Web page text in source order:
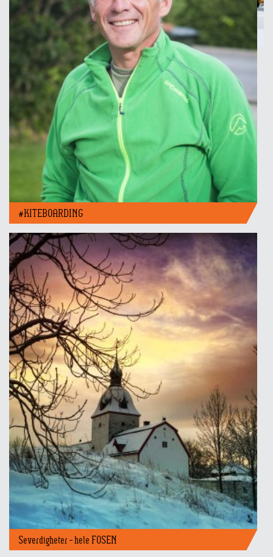
En jagerflygers erfaringer med F-35
Bygger forsvarsevne hver dag på Ørland
#KITEBOARDING
Severdigheter – hele FOSEN